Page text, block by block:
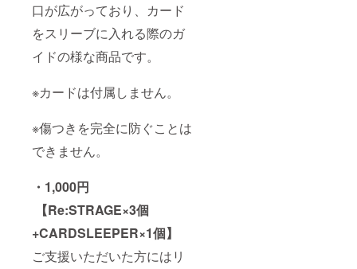
口が広がっており、カード
をスリーブに入れる際のガ
イドの様な商品です。
※カードは付属しません。
※傷つきを完全に防ぐことは
できません。
・1,000円
【Re:STRAGE×3個
+CARDSLEEPER×1個】
ご支援いただいた方にはリ